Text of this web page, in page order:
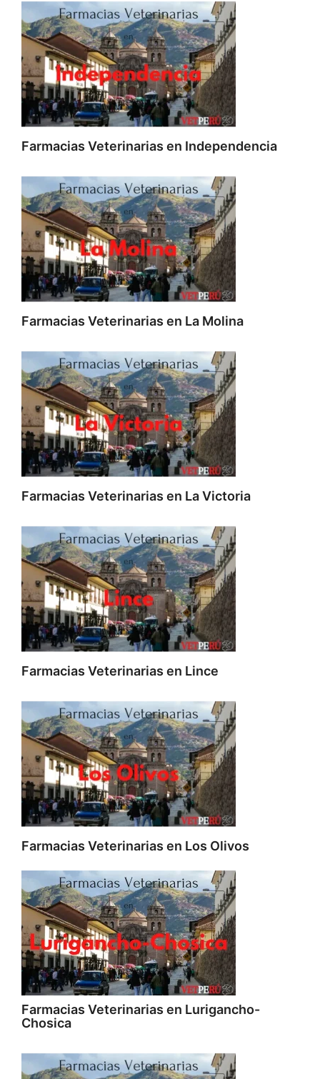
Farmacias Veterinarias en Independencia
Farmacias Veterinarias en La Molina
Farmacias Veterinarias en La Victoria
Farmacias Veterinarias en Lince
Farmacias Veterinarias en Los Olivos
Farmacias Veterinarias en Lurigancho-
Chosica